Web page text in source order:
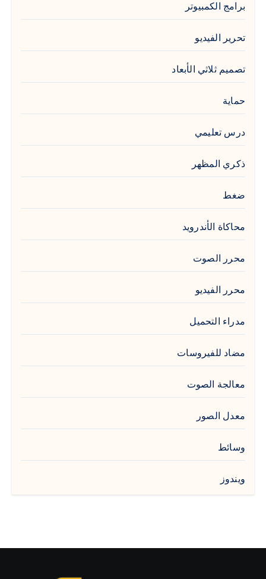
برامج الكمبيوتر
تحرير الفيديو
تصميم ثلاثي الأبعاد
حماية
درس تعليمي
ذكري المظهر
ضغط
محاكاة الأندرويد
محرر الصوت
محرر الفيديو
مدراء التحميل
مضاد للفيروسات
معالجة الصوت
معدل الصور
وسائط
ويندوز